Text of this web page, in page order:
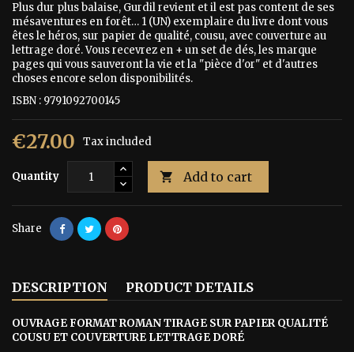
Plus dur plus balaise, Gurdil revient et il est pas content de ses
mésaventures en forêt… 1 (UN) exemplaire du livre dont vous
êtes le héros, sur papier de qualité, cousu, avec couverture au
lettrage doré. Vous recevrez en + un set de dés, les marque
pages qui vous sauveront la vie et la "pièce d'or" et d'autres
choses encore selon disponibilités.
ISBN : 9791092700145
€27.00 Tax included
Quantity  Add to cart
Share
DESCRIPTION PRODUCT DETAILS
OUVRAGE FORMAT ROMAN TIRAGE SUR PAPIER QUALITÉ
COUSU ET COUVERTURE LETTRAGE DORÉ